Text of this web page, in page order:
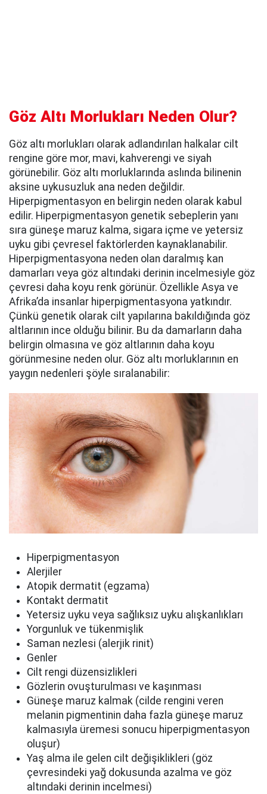
Göz Altı Morlukları Neden Olur?
Göz altı morlukları olarak adlandırılan halkalar cilt
rengine göre mor, mavi, kahverengi ve siyah
görünebilir. Göz altı morluklarında aslında bilinenin
aksine uykusuzluk ana neden değildir.
Hiperpigmentasyon en belirgin neden olarak kabul
edilir. Hiperpigmentasyon genetik sebeplerin yanı
sıra güneşe maruz kalma, sigara içme ve yetersiz
uyku gibi çevresel faktörlerden kaynaklanabilir.
Hiperpigmentasyona neden olan daralmış kan
damarları veya göz altındaki derinin incelmesiyle göz
çevresi daha koyu renk görünür. Özellikle Asya ve
Afrika’da insanlar hiperpigmentasyona yatkındır.
Çünkü genetik olarak cilt yapılarına bakıldığında göz
altlarının ince olduğu bilinir. Bu da damarların daha
belirgin olmasına ve göz altlarının daha koyu
görünmesine neden olur. Göz altı morluklarının en
yaygın nedenleri şöyle sıralanabilir:
Hiperpigmentasyon
Alerjiler
Atopik dermatit (egzama)
Kontakt dermatit
Yetersiz uyku veya sağlıksız uyku alışkanlıkları
Yorgunluk ve tükenmişlik
Saman nezlesi (alerjik rinit)
Genler
Cilt rengi düzensizlikleri
Gözlerin ovuşturulması ve kaşınması
Güneşe maruz kalmak (cilde rengini veren
melanin pigmentinin daha fazla güneşe maruz
kalmasıyla üremesi sonucu hiperpigmentasyon
oluşur)
Yaş alma ile gelen cilt değişiklikleri (göz
çevresindeki yağ dokusunda azalma ve göz
altındaki derinin incelmesi)